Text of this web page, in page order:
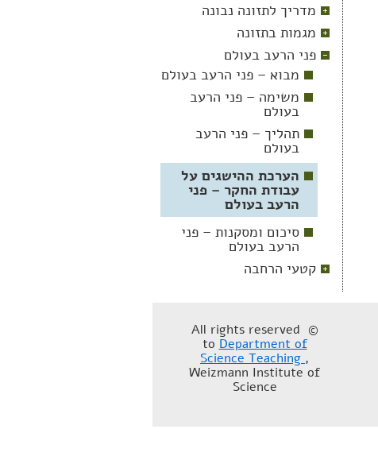
מדריך לתזונה נבונה
מגמות בתזונה
פני הרעב בעולם
מבוא – פני הרעב בעולם
משימה – פני הרעב
בעולם
תהליך – פני הרעב
בעולם
הערכת ההישגים על
עבודת החקר – פני
הרעב בעולם
סיכום ומסקנות – פני
הרעב בעולם
קטעי הרחבה
© All rights reserved
to Department of
Science Teaching ,
Weizmann Institute of
Science